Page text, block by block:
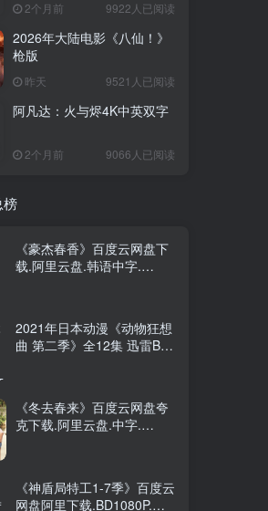
2个月前 9922人已阅读
2026年大陆电影《八仙！》
枪版
昨天 9521人已阅读
阿凡达：火与烬4K中英双字
2个月前 9066人已阅读
榜
《豪杰春香》百度云网盘下
载.阿里云盘.韩语中字.
2021年日本动漫《动物狂想
曲 第二季》全12集 迅雷BT
《冬去春来》百度云网盘夸
克下载.阿里云盘.中字.
《神盾局特工1-7季》百度云
网盘阿里下载.BD1080P.英